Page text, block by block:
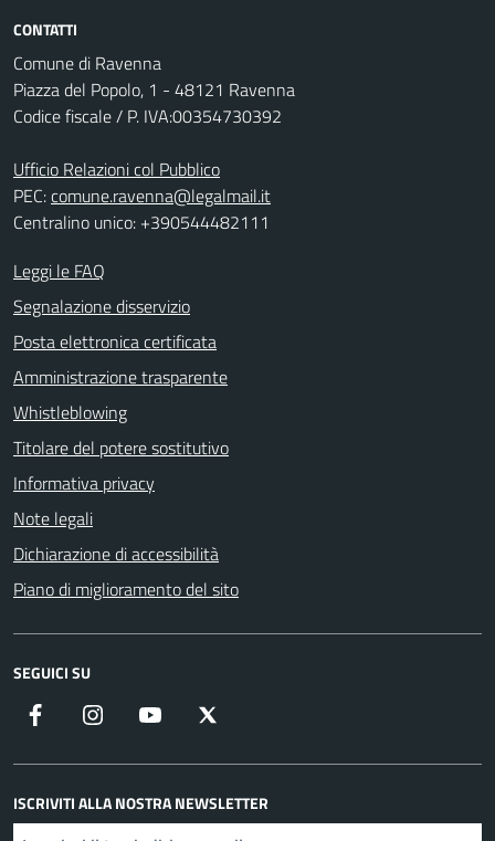
CONTATTI
Comune di Ravenna
Piazza del Popolo, 1 - 48121 Ravenna
Codice fiscale / P. IVA:00354730392
Ufficio Relazioni col Pubblico
PEC:comune.ravenna@legalmail.it
Centralino unico: +390544482111
Leggi le FAQ
Segnalazione disservizio
Posta elettronica certificata
Amministrazione trasparente
Whistleblowing
Titolare del potere sostitutivo
Informativa privacy
Note legali
Dichiarazione di accessibilità
Piano di miglioramento del sito
SEGUICI SU
Facebook Instagram YouTube
ISCRIVITI ALLA NOSTRA NEWSLETTER